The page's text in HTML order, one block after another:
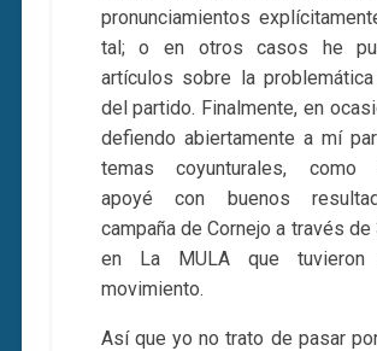
pronunciamientos
tal; o en otros casos he
artículos sobre la problemática
del partido. Finalmente, en
defiendo abiertamente a mí
temas coyunturales, como
apoyé con buenos
campaña de Cornejo a través de
en La MULA que tuvieron
movimiento.
Así que yo no trato de pasar